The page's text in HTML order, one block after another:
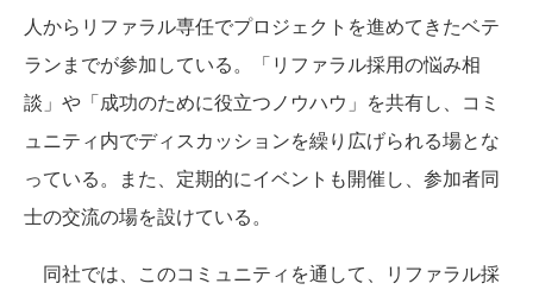
人からリファラル専任でプロジェクトを進めてきたベテ
ランまでが参加している。「リファラル採用の悩み相
談」や「成功のために役立つノウハウ」を共有し、コミ
ュニティ内でディスカッションを繰り広げられる場とな
っている。また、定期的にイベントも開催し、参加者同
士の交流の場を設けている。
同社では、このコミュニティを通して、リファラル採